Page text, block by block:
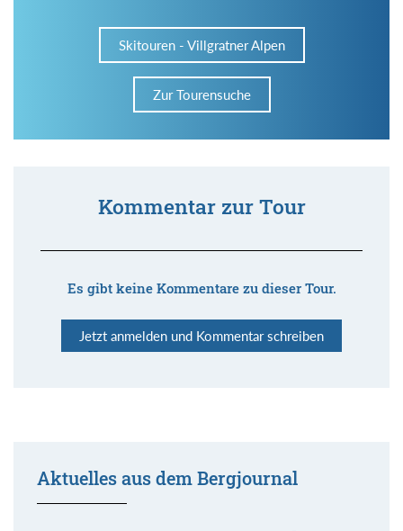
Skitouren - Villgratner Alpen
Zur Tourensuche
Kommentar zur Tour
Es gibt keine Kommentare zu dieser Tour.
Jetzt anmelden und Kommentar schreiben
Aktuelles aus dem Bergjournal